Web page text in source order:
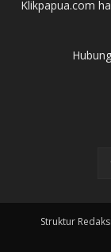
Klikpapua.com
Struktur Redaksi